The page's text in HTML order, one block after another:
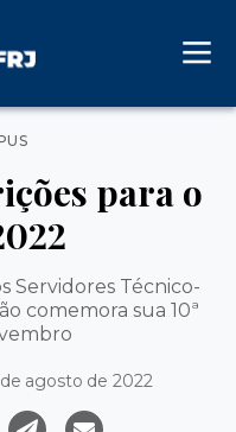
para o
Servidores Técnico-
comemora sua 10ª
agosto de 2022